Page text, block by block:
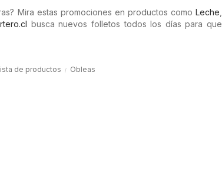
Mira estas promociones en productos como Leche
busca nuevos folletos todos los días para que
de productos Obleas